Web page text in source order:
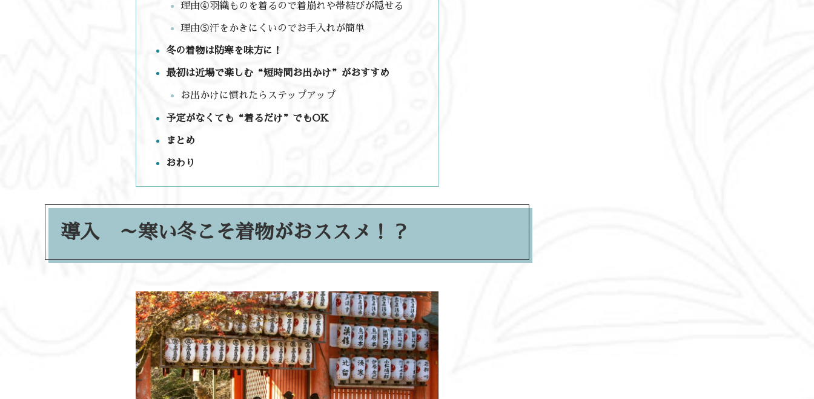
理由④羽織ものを着るので着崩れや帯結びが隠せる
理由⑤汗をかきにくいのでお手入れが簡単
冬の着物は防寒を味方に！
最初は近場で楽しむ“短時間お出かけ”がおすすめ
お出かけに慣れたらステップアップ
予定がなくても“着るだけ”でもOK
まとめ
おわり
導入 ～寒い冬こそ着物がおススメ！？